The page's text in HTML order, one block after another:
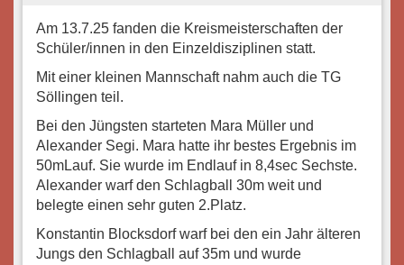
Am 13.7.25 fanden die Kreismeisterschaften der
Schüler/innen in den Einzeldisziplinen statt.
Mit einer kleinen Mannschaft nahm auch die TG
Söllingen teil.
Bei den Jüngsten starteten Mara Müller und
Alexander Segi. Mara hatte ihr bestes Ergebnis im
50mLauf. Sie wurde im Endlauf in 8,4sec Sechste.
Alexander warf den Schlagball 30m weit und
belegte einen sehr guten 2.Platz.
Konstantin Blocksdorf warf bei den ein Jahr älteren
Jungs den Schlagball auf 35m und wurde